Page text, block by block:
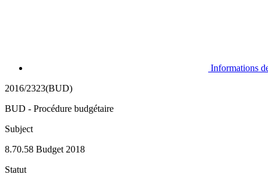
Informations
2016/2323(BUD)
BUD - Procédure budgétaire
Subject
8.70.58 Budget 2018
Statut